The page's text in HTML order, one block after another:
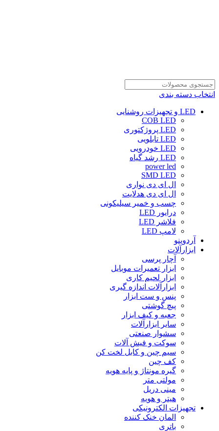
انتخاب دسته بندی
LED و تجهیزات روشنایی
COB LED
LED پروژکتوری
LED تابلویی
LED خودرویی
LED رشد گیاه
power led
SMD LED
ال ای دی نواری
ال ای دی هدلایت
چسب و خمیر سیلیکونی
درایور LED
فلاشر LED
لامپ LED
آردوینو
ابزارآلات
آچار پرسی
ابزار تعمیرات موبایل
ابزار لحیم کاری
ابزارآلات اندازه گیری
پنس و ست ابزار
پیچ گوشتی
جعبه و کیف ابزار
سایر ابزارآلات
سشوار صنعتی
سوکت و فیش آلات
سیم چین و کابل لخت کن
کف چین
گیره مونتاژ و پایه هویه
مولتی متر
مینی دریل
هیتر و هویه
تجهیزات الکترونیکی
المان خنک کننده
باتری